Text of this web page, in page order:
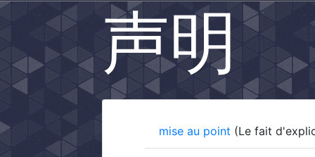
声明
mise au point (Le fait